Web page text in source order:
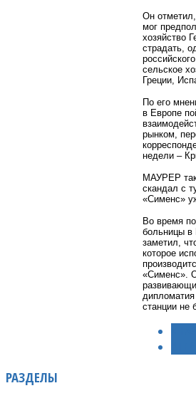
Он
мог
хозяйство
страдать,
сельское
Греции,
По его
в Европе
рынком,
недели –
МАУРЕР
скандал с
«Сименс»
Во время
больницы
заметил,
которое
«Сименс».
станции не
РАЗДЕЛЫ